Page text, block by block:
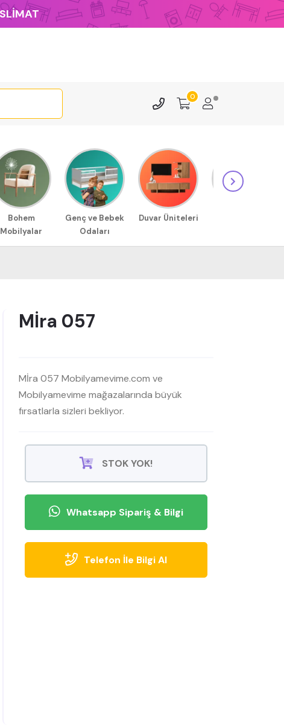
0
Bohem
Mobilyalar
Genç ve Bebek
Odaları
Duvar Üniteleri
Mİra 057
Mİra 057 Mobilyamevime.com ve
Mobilyamevime mağazalarında büyük
fırsatlarla sizleri bekliyor.
STOK YOK!
Whatsapp Sipariş & Bilgi
Telefon İle Bilgi Al